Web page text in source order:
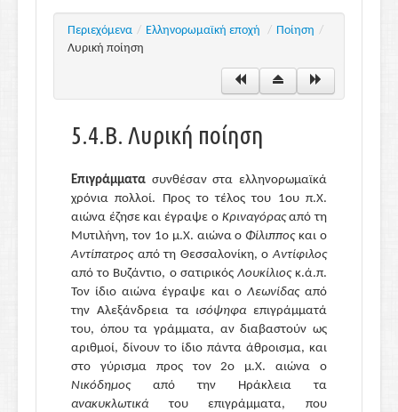
Περιεχόμενα / Ελληνορωμαϊκή εποχή / Ποίηση /
Λυρική ποίηση
5.4.Β. Λυρική ποίηση
Επιγράμματα συνθέσαν στα ελληνορωμαϊκά
χρόνια πολλοί. Προς το τέλος του 1ου π.Χ.
αιώνα έζησε και έγραψε ο Κριναγόραςαπό τη
Μυτιλήνη, τον 1ο μ.Χ. αιώνα ο Φίλιπποςκαι ο
Αντίπατροςαπό τη Θεσσαλονίκη, οΑντίφιλος
από το Βυζάντιο, ο σατιρικός Λουκίλιοςκ.ά.π.
Τον ίδιο αιώνα έγραψε και ο Λεωνίδαςαπό
την Αλεξάνδρεια τα ισόψηφα επιγράμματά
του, όπου τα γράμματα, αν διαβαστούν ως
αριθμοί, δίνουν το ίδιο πάντα άθροισμα, και
στο γύρισμα προς τον 2ο μ.Χ. αιώνα ο
Νικόδημοςαπό την Ηράκλεια τα
ανακυκλωτικά του επιγράμματα, που